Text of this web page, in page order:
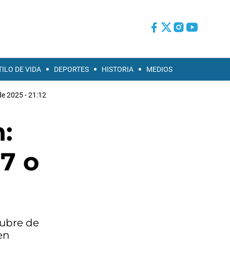
DE VIDA DEPORTES HISTORIA MEDIOS
2025 - 21:12
o
de